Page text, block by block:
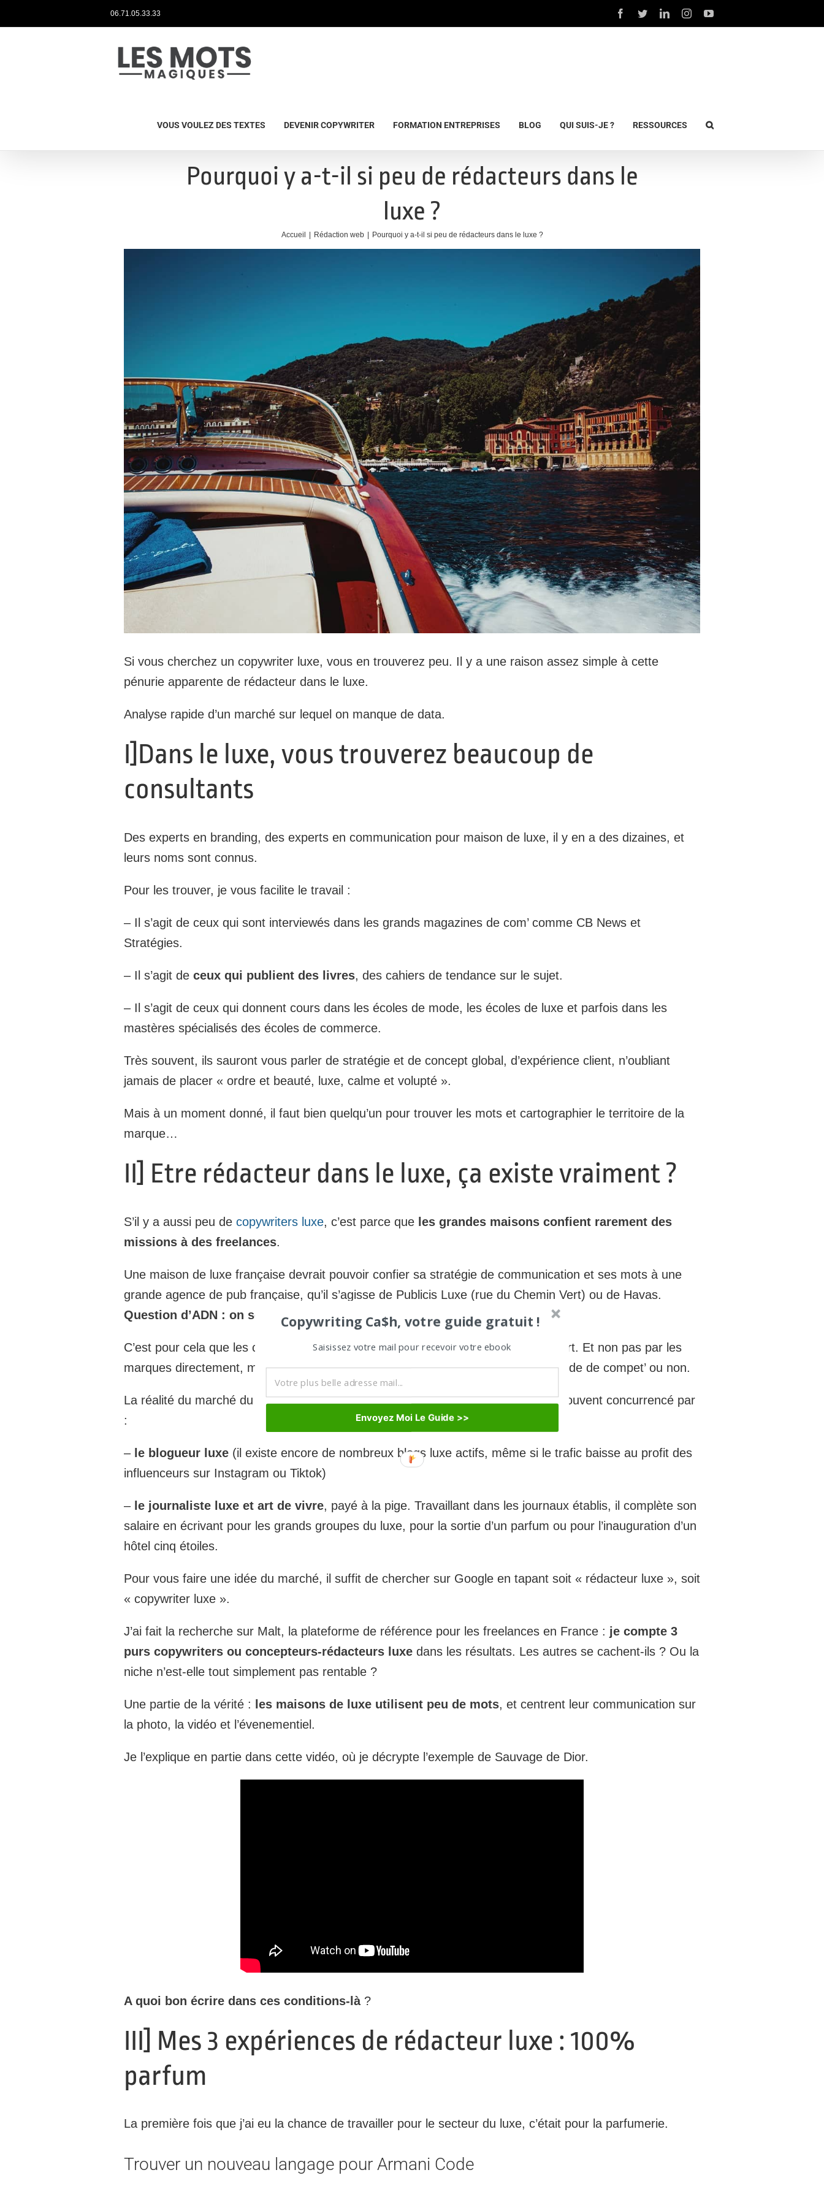
06.71.05.33.33
VOUS VOULEZ DES TEXTES DEVENIR COPYWRITER FORMATION ENTREPRISES BLOG QUI SUIS-JE ? RESSOURCES
Pourquoi y a-t-il si peu de rédacteurs dans le
luxe ?
Accueil Rédaction web Pourquoi y a-t-il si peu de rédacteurs dans le luxe ?
Si vous cherchez un copywriter luxe, vous en trouverez peu. Il y a une raison assez simple à cette
pénurie apparente de rédacteur dans le luxe.
Analyse rapide d’un marché sur lequel on manque de data.
I]Dans le luxe, vous trouverez beaucoup de
consultants
Des experts en branding, des experts en communication pour maison de luxe, il y en a des dizaines, et
leurs noms sont connus.
Pour les trouver, je vous facilite le travail :
– Il s’agit de ceux qui sont interviewés dans les grands magazines de com’ comme CB News et
Stratégies.
– Il s’agit de ceux qui publient des livres, des cahiers de tendance sur le sujet.
– Il s’agit de ceux qui donnent cours dans les écoles de mode, les écoles de luxe et parfois dans les
mastères spécialisés des écoles de commerce.
Très souvent, ils sauront vous parler de stratégie et de concept global, d’expérience client, n’oubliant
jamais de placer « ordre et beauté, luxe, calme et volupté ».
Mais à un moment donné, il faut bien quelqu’un pour trouver les mots et cartographier le territoire de la
marque…
II] Etre rédacteur dans le luxe, ça existe vraiment ?
S’il y a aussi peu de copywriters luxe, c’est parce que les grandes maisons confient rarement des
missions à des freelances.
Une maison de luxe française devrait pouvoir confier sa stratégie de communication et ses mots à une
grande agence de pub française, qu’il s’agisse de Publicis Luxe (rue du Chemin Vert) ou de Havas.
Question d’ADN : on se marie entre winners .
C’est pour cela que les copywriters dans le luxe sont souvent appelés qu’en renfort. Et non pas par les
marques directement, mais par les agences, quand elles sont sous l’eau, en période de compet’ ou non.
La réalité du marché du rédacteur luxe ? Cet amoureux des belles marques est souvent concurrencé par
:
– le blogueur luxe (il existe encore de nombreux blogs luxe actifs, même si le trafic baisse au profit des
influenceurs sur Instagram ou Tiktok)
– le journaliste luxe et art de vivre, payé à la pige. Travaillant dans les journaux établis, il complète son
salaire en écrivant pour les grands groupes du luxe, pour la sortie d’un parfum ou pour l’inauguration d’un
hôtel cinq étoiles.
Pour vous faire une idée du marché, il suffit de chercher sur Google en tapant soit « rédacteur luxe », soit
« copywriter luxe ».
J’ai fait la recherche sur Malt, la plateforme de référence pour les freelances en France : je compte 3
purs copywriters ou concepteurs-rédacteurs luxe dans les résultats. Les autres se cachent-ils ? Ou la
niche n’est-elle tout simplement pas rentable ?
Une partie de la vérité : les maisons de luxe utilisent peu de mots, et centrent leur communication sur
la photo, la vidéo et l’évenementiel.
Je l’explique en partie dans cette vidéo, où je décrypte l’exemple de Sauvage de Dior.
A quoi bon écrire dans ces conditions-là ?
III] Mes 3 expériences de rédacteur luxe : 100%
parfum
La première fois que j’ai eu la chance de travailler pour le secteur du luxe, c’était pour la parfumerie.
Trouver un nouveau langage pour Armani Code
Copywriting Ca$h, votre guide gratuit !
Saisissez votre mail pour recevoir votre ebook
Envoyez Moi Le Guide >>